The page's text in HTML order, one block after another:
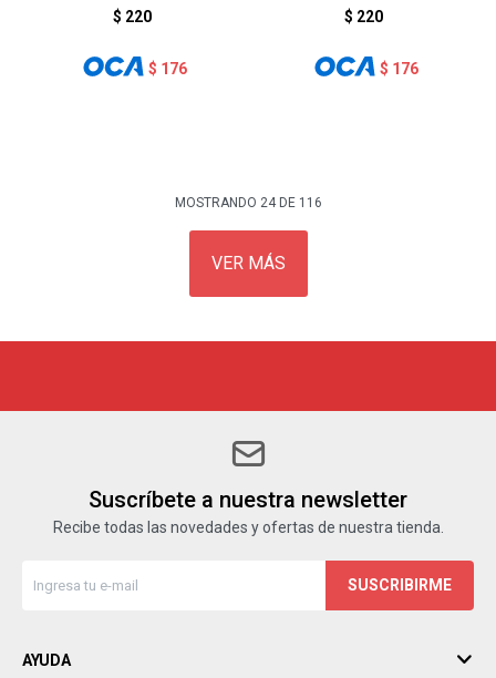
$ 220
$ 176
GRIS
$ 220
$ 176
MOSTRANDO 24DE 116
VER MÁS
Suscríbete a nuestra newsletter
Recibe todas las novedades y ofertas de nuestra tienda.
SUSCRIBIRME
AYUDA